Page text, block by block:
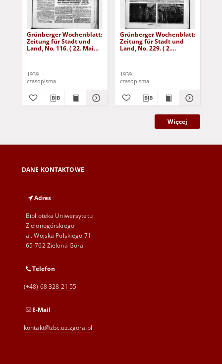
Grünberger Wochenblatt:
Zeitung für Stadt und
Land, No. 116. ( 22. Mai
1939
czasopisma
Grünberger Wochenblatt:
Zeitung für Stadt und
Land, No. 229. ( 2.
1939
czasopisma
Więcej
DANE KONTAKTOWE
Adres
Biblioteka Uniwersytetu
Zielonogórskiego
al. Wojska Polskiego 71
65-762 Zielona Góra
Telefon
(+48) 68 328 21 55
E-Mail
kontakt@zbc.uz.zgora.pl